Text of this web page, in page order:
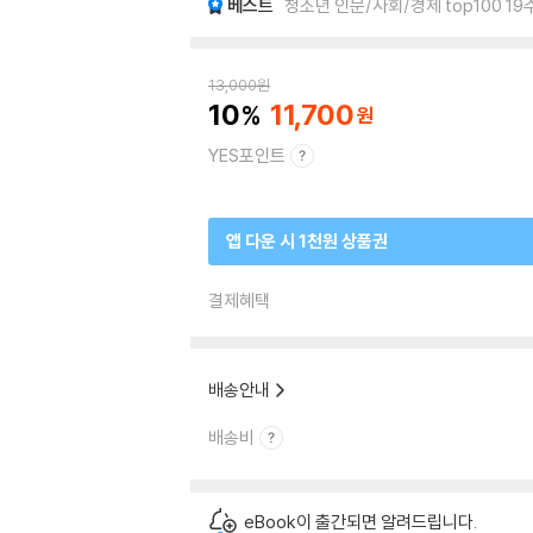
베스트 청소년 인문/사회/경제 top100 19
13,000원
10 11,700
YES포인트
앱 다운 시 1천원 상품권
결제혜택
배송안내
배송비
eBook이 출간되면 알려드립니다.